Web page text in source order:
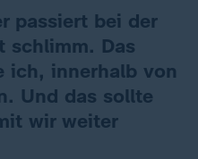
passiert bei der
schlimm. Das
ich, innerhalb von
Und das sollte
wir weiter